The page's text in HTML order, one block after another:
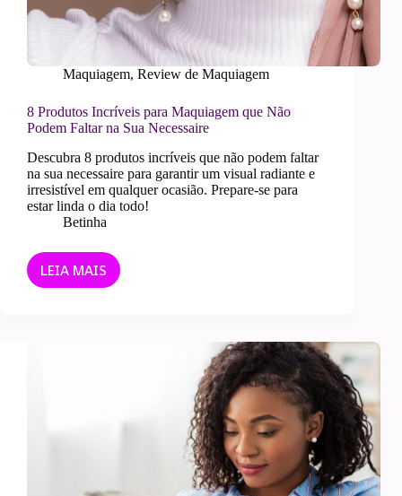
Maquiagem, Review de Maquiagem
8 Produtos Incríveis para Maquiagem que Não
Podem Faltar na Sua Necessaire
Descubra 8 produtos incríveis que não podem faltar
na sua necessaire para garantir um visual radiante e
irresistível em qualquer ocasião. Prepare-se para
estar linda o dia todo!
Betinha
LEIA MAIS
8
NECESSAIRE